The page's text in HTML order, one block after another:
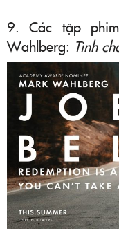
9. Các tập
Wahlberg: Tình